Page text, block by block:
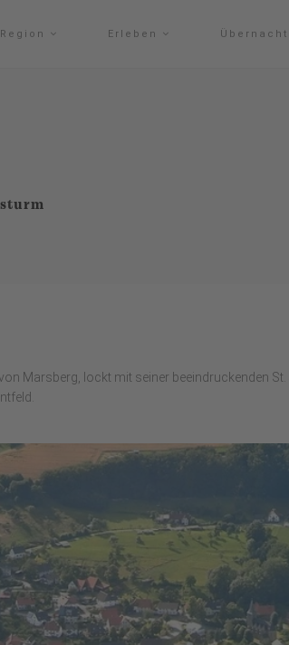
Erleben
Marsberg, lockt mit seiner beeindruckenden